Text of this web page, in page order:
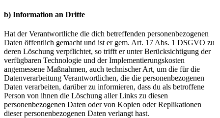
b) Information an Dritte
Hat der Verantwortliche die dich betreffenden personenbezogenen
Daten öffentlich gemacht und ist er gem. Art. 17 Abs. 1 DSGVO zu
deren Löschung verpflichtet, so trifft er unter Berücksichtigung der
verfügbaren Technologie und der Implementierungskosten
angemessene Maßnahmen, auch technischer Art, um die für die
Datenverarbeitung Verantwortlichen, die die personenbezogenen
Daten verarbeiten, darüber zu informieren, dass du als betroffene
Person von ihnen die Löschung aller Links zu diesen
personenbezogenen Daten oder von Kopien oder Replikationen
dieser personenbezogenen Daten verlangt hast.